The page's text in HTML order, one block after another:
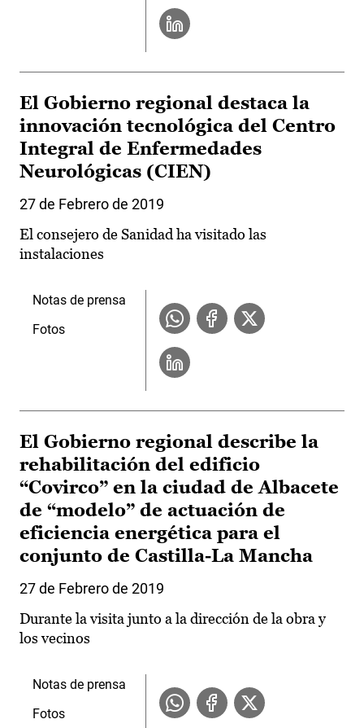
El Gobierno regional destaca la
innovación tecnológica del Centro
Integral de Enfermedades
Neurológicas (CIEN)
27 de Febrero de 2019
El consejero de Sanidad ha visitado las
instalaciones
Notas de prensa
Fotos
El Gobierno regional describe la
rehabilitación del edificio
“Covirco” en la ciudad de Albacete
de “modelo” de actuación de
eficiencia energética para el
conjunto de Castilla-La Mancha
27 de Febrero de 2019
Durante la visita junto a la dirección de la obra y
los vecinos
Notas de prensa
Fotos